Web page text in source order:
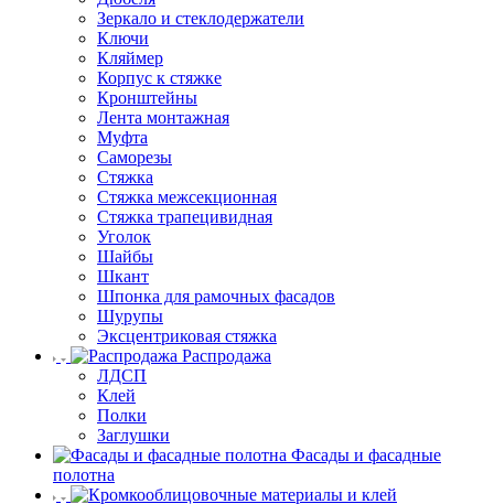
Зеркало и стеклодержатели
Ключи
Кляймер
Корпус к стяжке
Кронштейны
Лента монтажная
Муфта
Саморезы
Стяжка
Стяжка межсекционная
Стяжка трапецивидная
Уголок
Шайбы
Шкант
Шпонка для рамочных фасадов
Шурупы
Эксцентриковая стяжка
Распродажа
ЛДСП
Клей
Полки
Заглушки
Фасады и фасадные
полотна